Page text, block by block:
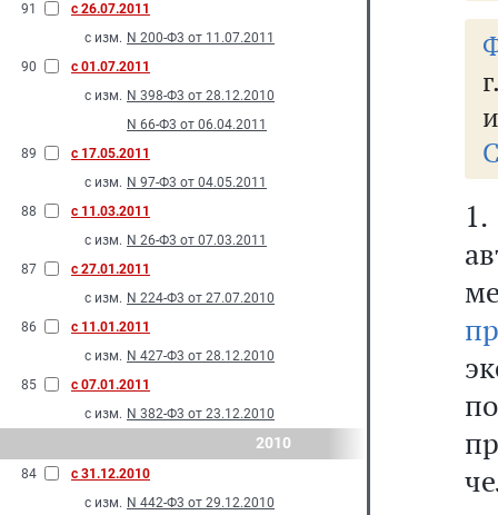
91
с 26.07.2011
с изм. N 200-Ф3 от 11.07.2011
90
с 01.07.2011
с изм. N 398-Ф3 от 28.12.2010
N 66-Ф3 от 06.04.2011
89
с 17.05.2011
с изм. N 97-Ф3 от 04.05.2011
88
с 11.03.2011
с изм. N 26-Ф3 от 07.03.2011
87
с 27.01.2011
с изм. N 224-Ф3 от 27.07.2010
86
с 11.01.2011
с изм. N 427-Ф3 от 28.12.2010
85
с 07.01.2011
с изм. N 382-Ф3 от 23.12.2010
2010
84
с 31.12.2010
с изм. N 442-Ф3 от 29.12.2010